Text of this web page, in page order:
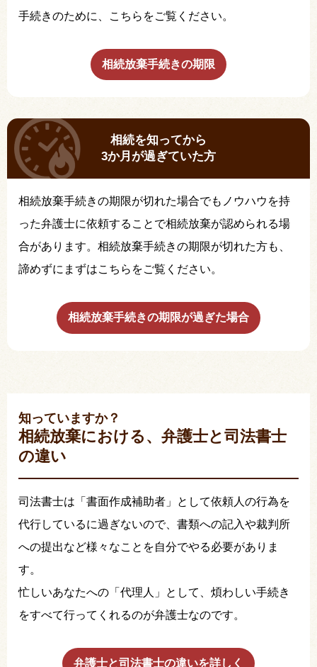
手続きのために、こちらをご覧ください。
相続放棄手続きの期限
相続を知ってから
3か月が過ぎていた方
相続放棄手続きの期限が切れた場合でもノウハウを持
った弁護士に依頼することで相続放棄が認められる場
合があります。相続放棄手続きの期限が切れた方も、
諦めずにまずはこちらをご覧ください。
相続放棄手続きの期限が過ぎた場合
知っていますか？
相続放棄における、弁護士と司法書士
の違い
司法書士は「書面作成補助者」として依頼人の行為を
代行しているに過ぎないので、書類への記入や裁判所
への提出など様々なことを自分でやる必要がありま
す。
忙しいあなたへの「代理人」として、煩わしい手続き
をすべて行ってくれるのが弁護士なのです。
弁護士と司法書士の違いを詳しく